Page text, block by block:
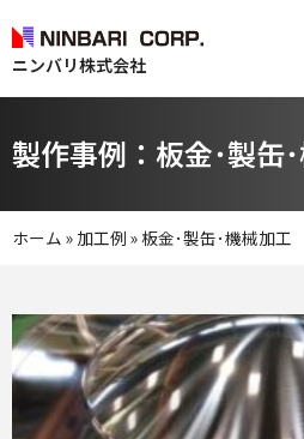
ニンバリ株式会社
製作事例：板金･製缶
ホーム » 加工例 »板金･製缶･機械加工